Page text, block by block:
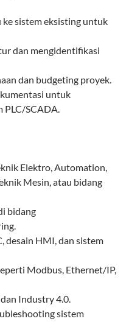
sistem eksisting untuk
dan mengidentifikasi
dan budgeting proyek.
untuk
PLC/SCADA.
Elektro, Automation,
Mesin, atau bidang
bidang
desain HMI, dan sistem
Modbus, Ethernet/IP,
Industry 4.0.
sistem